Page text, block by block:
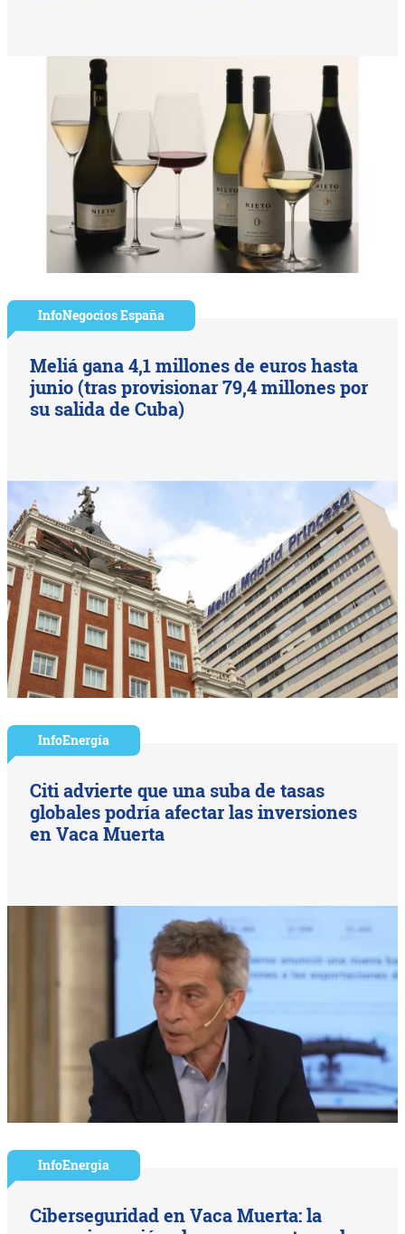
InfoNegocios España
Meliá gana 4,1 millones de euros hasta
junio (tras provisionar 79,4 millones por
su salida de Cuba)
InfoEnergía
Citi advierte que una suba de tasas
globales podría afectar las inversiones
en Vaca Muerta
InfoEnergía
Ciberseguridad en Vaca Muerta: la